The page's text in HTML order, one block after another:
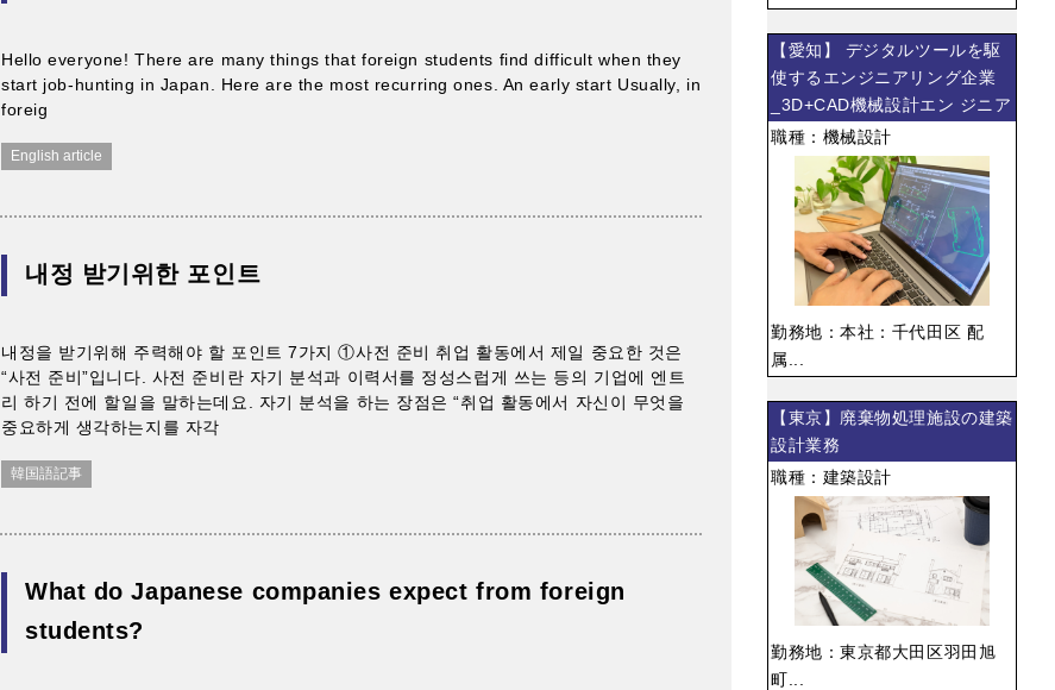
Hello everyone! There are many things that foreign students find difficult when they
start job-hunting in Japan. Here are the most recurring ones. An early start Usually, in
foreig
English article
내정 받기위한 포인트
내정을 받기위해 주력해야 할 포인트 7가지 ①사전 준비 취업 활동에서 제일 중요한 것은
“사전 준비”입니다. 사전 준비란 자기 분석과 이력서를 정성스럽게 쓰는 등의 기업에 엔트
리 하기 전에 할일을 말하는데요. 자기 분석을 하는 장점은 “취업 활동에서 자신이 무엇을
중요하게 생각하는지를 자각
韓国語記事
What do Japanese companies expect from foreign
students?
【愛知】 デジタルツールを駆
使するエンジニアリング企業
_3D+CAD機械設計エン ジニア
職種：機械設計
勤務地：本社：千代田区 配
属...
【東京】廃棄物処理施設の建築
設計業務
職種：建築設計
勤務地：東京都大田区羽田旭
町...